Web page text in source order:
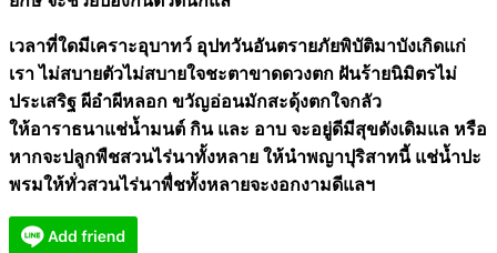
เวลาที่ใดมีเคราะอุบาทว์ อุปทวันอันตรายภัยพิบัติมาบังเกิดแก่
เรา ไม่สบายตัวไม่สบายใจชะตาขาดดวงตก ฝันร้ายนิมิตรไม่
ประเสริฐ ผีอำผีหลอก ขวัญอ่อนมักสะดุ้งตกใจกลัว
ให้อาราธนาแช่น้ำมนต์ กิน และ อาบ จะอยู่ดีมีสุขดังเดิมแล หรือ
หากจะปลูกพืชสวนไร่นาทั้งหลาย ให้นำพญาปุริสาทนี้ แช่น้ำปะ
พรมให้ทั่วสวนไร่นาพื่ชทั้งหลายจะงอกงามดีแลฯ